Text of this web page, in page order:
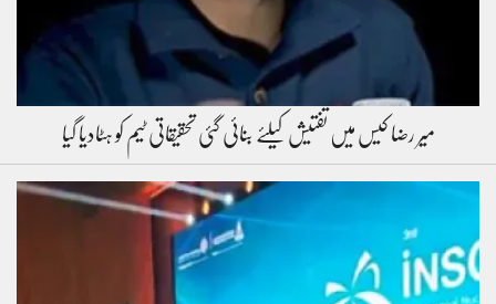
میر رضا کیس میں تفتیش کیلئے بنائی گئی تحقیقاتی ٹیم کو ہٹادیا گیا